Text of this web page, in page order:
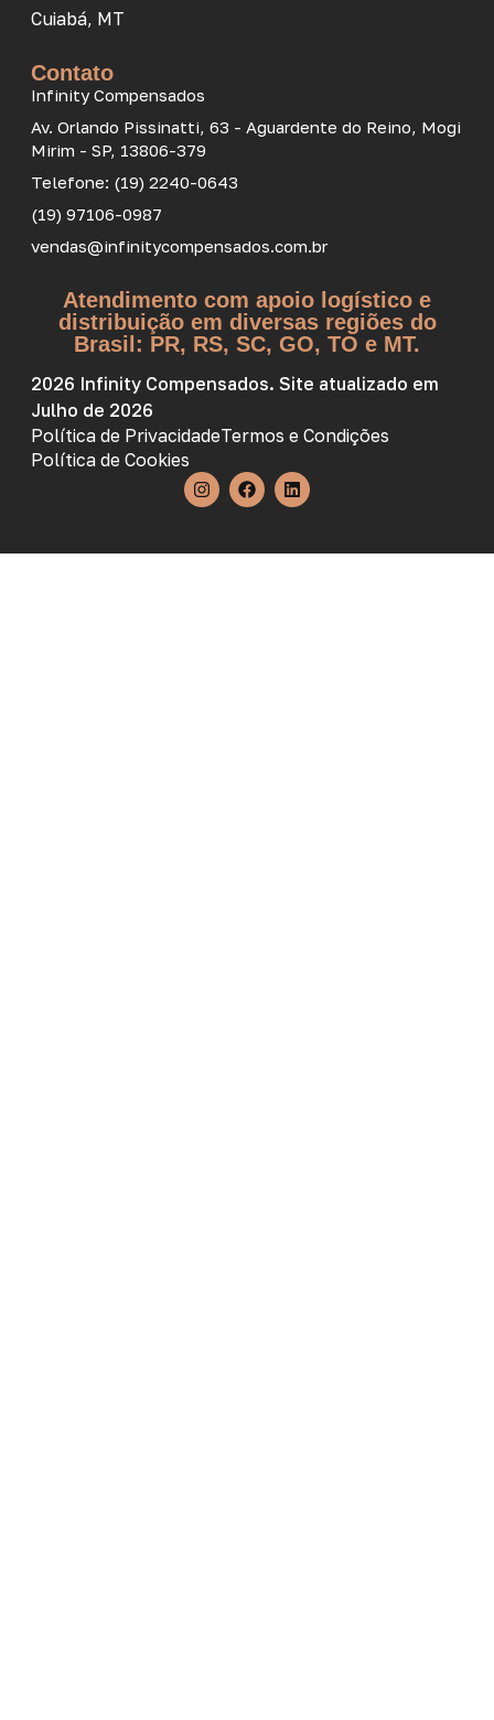
Cuiabá, MT
Contato
Infinity Compensados
Av. Orlando Pissinatti, 63 - Aguardente do Reino, Mogi
Mirim - SP, 13806-379
Telefone: (19) 2240-0643
(19) 97106-0987
vendas@infinitycompensados.com.br
Atendimento com apoio logístico e
distribuição em diversas regiões do
Brasil: PR, RS, SC, GO, TO e MT.
2026 Infinity Compensados. Site atualizado em
Julho de 2026
Política de PrivacidadeTermos e Condições
Política de Cookies